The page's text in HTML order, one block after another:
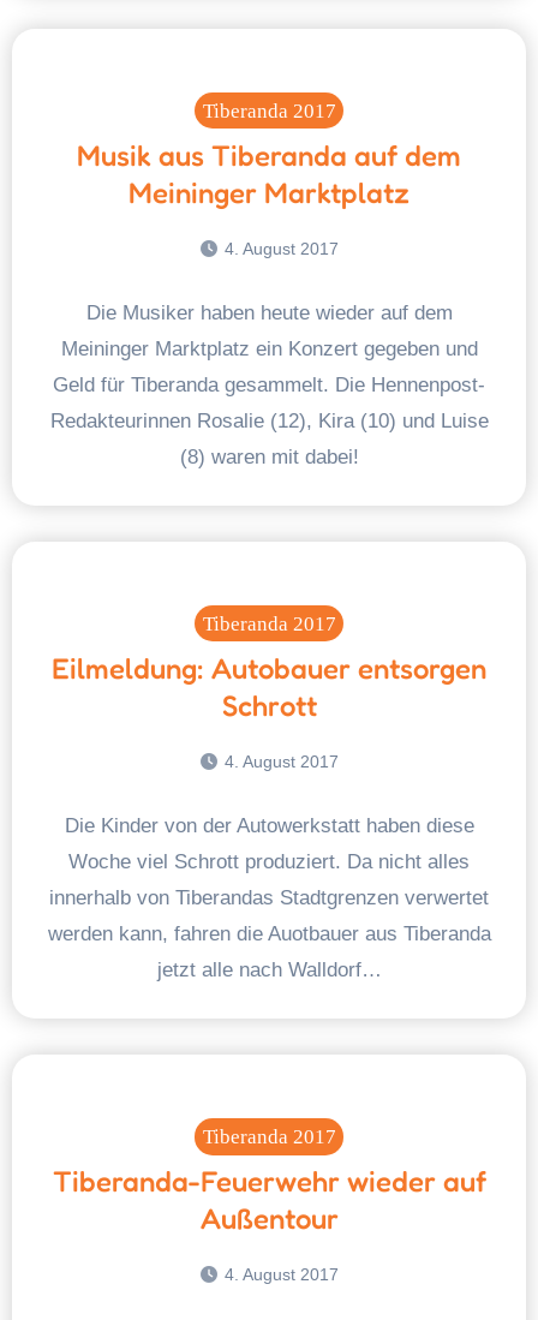
Tiberanda 2017
Musik aus Tiberanda auf dem
Meininger Marktplatz
4. August 2017
Die Musiker haben heute wieder auf dem
Meininger Marktplatz ein Konzert gegeben und
Geld für Tiberanda gesammelt. Die Hennenpost-
Redakteurinnen Rosalie (12), Kira (10) und Luise
(8) waren mit dabei!
Tiberanda 2017
Eilmeldung: Autobauer entsorgen
Schrott
4. August 2017
Die Kinder von der Autowerkstatt haben diese
Woche viel Schrott produziert. Da nicht alles
innerhalb von Tiberandas Stadtgrenzen verwertet
werden kann, fahren die Auotbauer aus Tiberanda
jetzt alle nach Walldorf…
Tiberanda 2017
Tiberanda-Feuerwehr wieder auf
Außentour
4. August 2017